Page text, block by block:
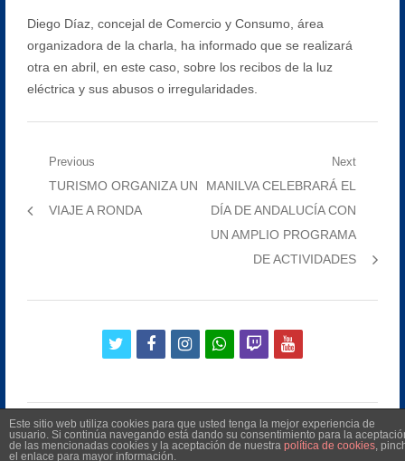
Diego Díaz, concejal de Comercio y Consumo, área
organizadora de la charla, ha informado que se realizará
otra en abril, en este caso, sobre los recibos de la luz
eléctrica y sus abusos o irregularidades.
Navegación
Previous
Previous
post:
TURISMO ORGANIZA UN
VIAJE A RONDA
Next
Next
post:
MANILVA CELEBRARÁ EL
DÍA DE ANDALUCÍA CON
UN AMPLIO PROGRAMA
DE ACTIVIDADES
twitterfacebookinstagramwhatsapp
twitchyoutube
Este sitio web utiliza cookies para que usted tenga la mejor experiencia de
usuario. Si continúa navegando está dando su consentimiento para la
de las mencionadas cookies y la aceptación de nuestra política de cookies,
el enlace para mayor información.